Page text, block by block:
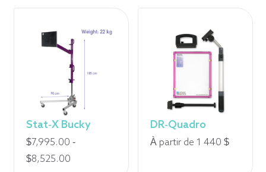
Stat-X Bucky
$7,995.00 -
$8,525.00Fourchette
DR-Quadro
À partir de 1 440 $